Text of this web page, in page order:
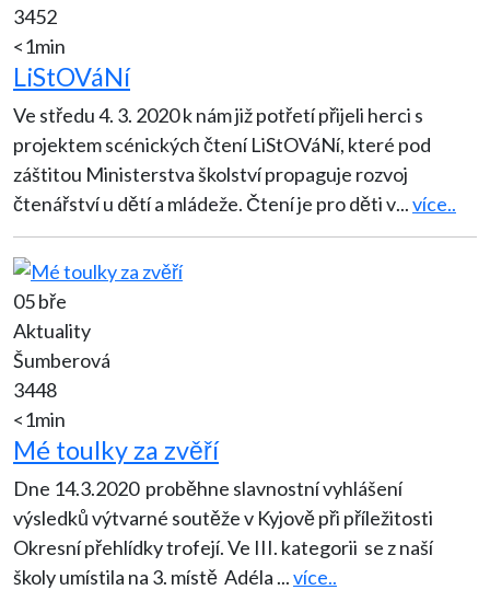
3452
<1min
LiStOVáNí
Ve středu 4. 3. 2020 k nám již potřetí přijeli herci s
projektem scénických čtení LiStOVáNí, které pod
záštitou Ministerstva školství propaguje rozvoj
čtenářství u dětí a mládeže. Čtení je pro děti v...více..
05 bře
Aktuality
Šumberová
3448
<1min
Mé toulky za zvěří
Dne 14.3.2020 proběhne slavnostní vyhlášení
výsledků výtvarné soutěže v Kyjově při příležitosti
Okresní přehlídky trofejí. Ve III. kategorii se z naší
školy umístila na 3. místě Adéla ...více..